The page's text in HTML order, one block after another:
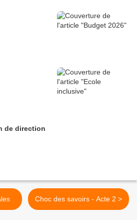
de direction
Choc des savoirs - Acte 2 >